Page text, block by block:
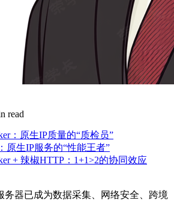
read
：原生IP质量的“质检员”
原生IP服务的“性能王者”
+ 辣椒HTTP：1+1>2的协同效应
务器已成为数据采集、网络安全、跨境